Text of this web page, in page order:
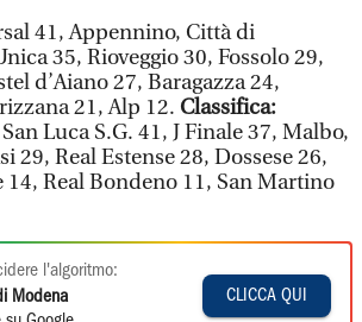
41, Appennino, Città di
35, Rioveggio 30, Fossolo 29,
d’Aiano 27, Baragazza 24,
21, Alp 12. Classifica:
Luca S.G. 41, J Finale 37, Malbo,
29, Real Estense 28, Dossese 26,
14, Real Bondeno 11, San Martino
l'algoritmo:
Modena
CLICCA QUI